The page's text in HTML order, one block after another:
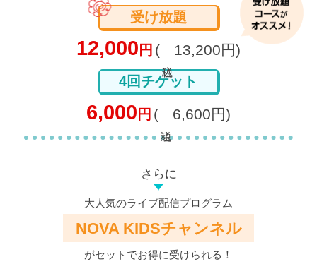
受け放題
12,000 円 ( 13,200円)
4回チケット
6,000 円 ( 6,600円)
さらに
大人気のライブ配信プログラム
NOVA KIDSチャンネル
がセットでお得に受けられる！